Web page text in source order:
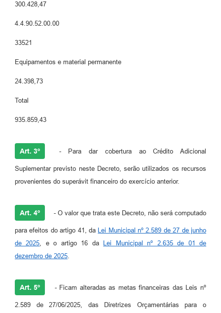
300.428,47
4.4.90.52.00.00
33521
Equipamentos e material permanente
24.398,73
Total
935.859,43
Art. 3º - Para dar cobertura ao Crédito Adicional
Suplementar previsto neste Decreto, serão utilizados os recursos
provenientes do superávit financeiro do exercício anterior.
Art. 4º - O valor que trata este Decreto, não será computado
para efeitos do artigo 41, da Lei Municipal nº 2.589 de 27 de junho
de 2025 , e o artigo 16 da Lei Municipal nº 2.635 de 01 de
dezembro de 2025
Art. 5º - Ficam alteradas as metas financeiras das Leis nº
2.589 de 27/06/2025, das Diretrizes Orçamentárias para o